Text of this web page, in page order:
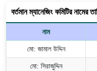
বর্তমান ম্যানেজিং কমিটির নামের
নাম
মো: জামাল উদ্দিন
মো: সিরাজুদ্দিন